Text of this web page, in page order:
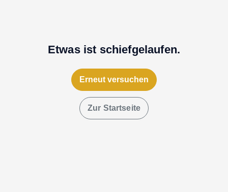
Etwas ist schiefgelaufen.
Erneut versuchen
Zur Startseite